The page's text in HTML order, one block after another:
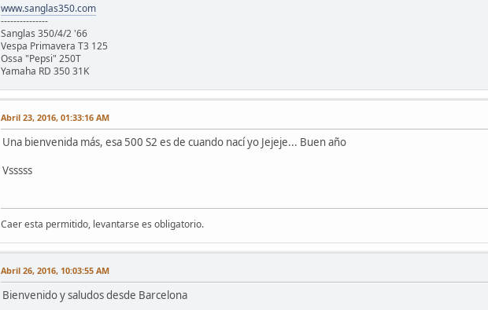
www.sanglas350.com
---------------
Sanglas 350/4/2 '66
Vespa Primavera T3 125
Ossa "Pepsi" 250T
Yamaha RD 350 31K
Abril 23, 2016, 01:33:16 AM
Una bienvenida más, esa 500 S2 es de cuando nací yo Jejeje... Buen año
Vsssss
Caer esta permitido, levantarse es obligatorio.
Abril 26, 2016, 10:03:55 AM
Bienvenido y saludos desde Barcelona